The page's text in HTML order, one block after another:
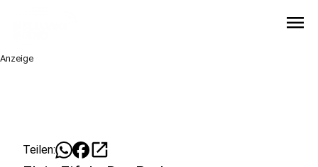
menu
Anzeige
Teilen: open_in_new